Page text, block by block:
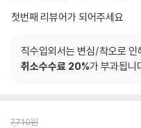
첫번째 리뷰어가 되어주세요
직수입외서는 변심/착오로 인
취소수수료 20%가 부과됩니
7,710원